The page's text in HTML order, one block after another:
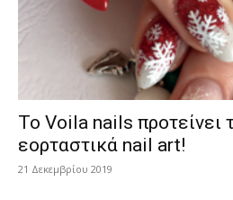
Το Voila nails προτείνει
εορταστικά nail art!
21 Δεκεμβρίου 2019